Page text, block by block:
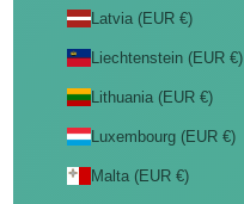
Latvia (EUR €)
Liechtenstein (EUR €)
Lithuania (EUR €)
Luxembourg (EUR €)
Malta (EUR €)